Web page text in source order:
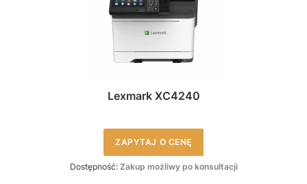
Lexmark XC4240
ZAPYTAJ O CENĘ
Dostępność: Zakup możliwy po konsultacji